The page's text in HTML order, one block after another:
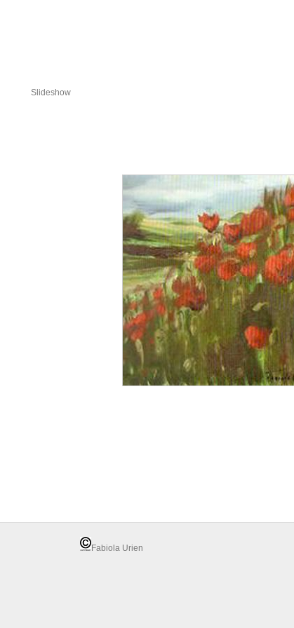
Slideshow
Fabiola Urien